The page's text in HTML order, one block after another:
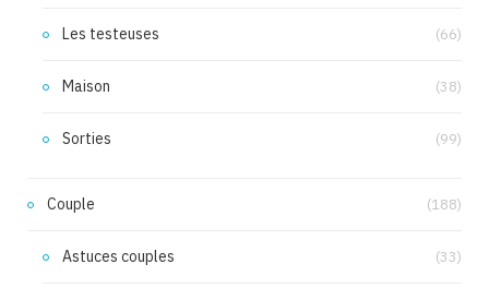
Les testeuses (66)
Maison (38)
Sorties (99)
Couple (188)
Astuces couples (33)